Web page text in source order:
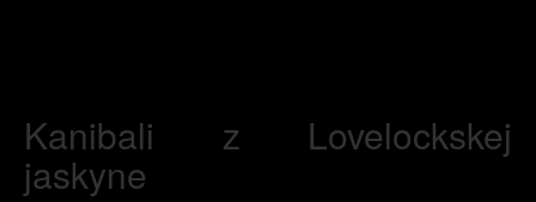
Kanibali z Lovelockskej
jaskyne